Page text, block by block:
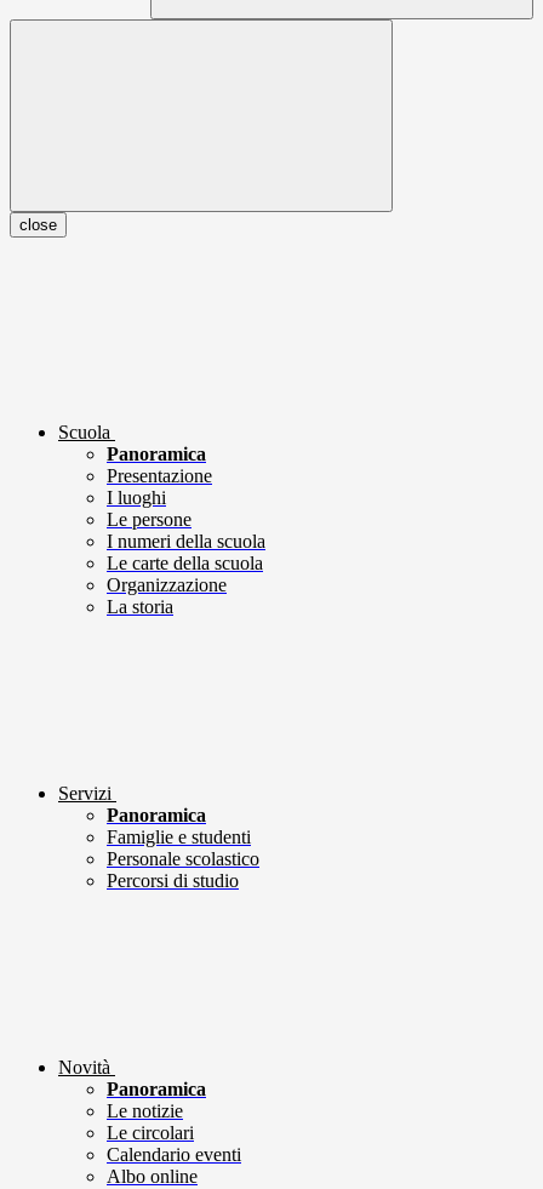
close
Scuola
Panoramica
Presentazione
I luoghi
Le persone
I numeri della scuola
Le carte della scuola
Organizzazione
La storia
Servizi
Panoramica
Famiglie e studenti
Personale scolastico
Percorsi di studio
Novità
Panoramica
Le notizie
Le circolari
Calendario eventi
Albo online